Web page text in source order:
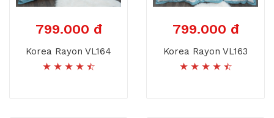
799.000 đ
Korea Rayon VL164
799.000 đ
Korea Rayon VL163